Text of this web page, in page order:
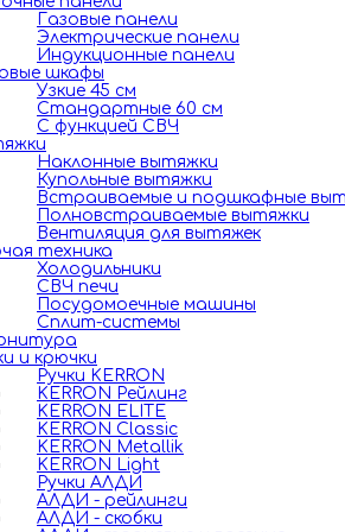
Газовые панели
Электрические панели
Индукционные панели
шкафы
Узкие 45 см
Стандартные 60 см
С функцией СВЧ
Наклонные вытяжки
Купольные вытяжки
Встраиваемые и подшкафные
Полновстраиваемые вытяжки
Вентиляция для вытяжек
техника
Холодильники
СВЧ печи
Посудомоечные машины
Сплит-системы
и крючки
Ручки KERRON
KERRON Рейлинг
KERRON ELITE
KERRON Classic
KERRON Metallik
KERRON Light
Ручки АЛДИ
АЛДИ - рейлинги
АЛДИ - скобки